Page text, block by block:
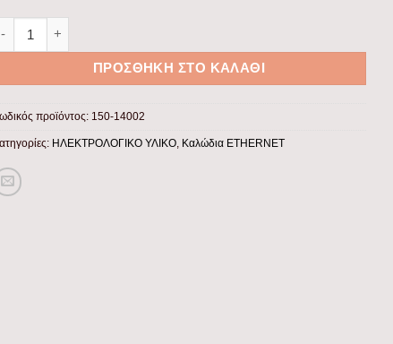
ΑΝΘΥΓΡΟ CAT-6E FTP ποσότητα
ΠΡΟΣΘΉΚΗ ΣΤΟ ΚΑΛΆΘΙ
προϊόντος: 150-14002
ΗΛΕΚΤΡΟΛΟΓΙΚΟ ΥΛΙΚΟ, Καλώδια ETHERNET